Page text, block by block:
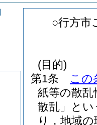
○行方市
(目的)
第1条
この
紙等の散
散乱」とい
り，地域